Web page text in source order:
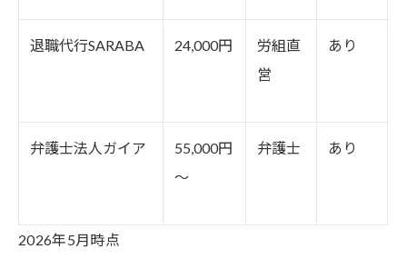
退職代行SARABA 24,000円
労組直
営
あり
弁護士法人ガイア
55,000円
～
弁護士 あり
2026年5月時点